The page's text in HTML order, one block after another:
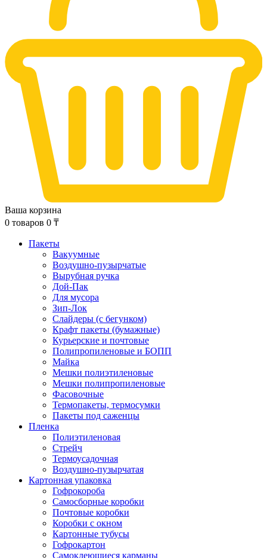
Ваша корзина
0 товаров 0 ₸
Пакеты
Вакуумные
Воздушно-пузырчатые
Вырубная ручка
Дой-Пак
Для мусора
Зип-Лок
Слайдеры (с бегунком)
Крафт пакеты (бумажные)
Курьерские и почтовые
Полипропиленовые и БОПП
Майка
Мешки полиэтиленовые
Мешки полипропиленовые
Фасовочные
Термопакеты, термосумки
Пакеты под саженцы
Пленка
Полиэтиленовая
Стрейч
Термоусадочная
Воздушно-пузырчатая
Картонная упаковка
Гофрокороба
Самосборные коробки
Почтовые коробки
Коробки с окном
Картонные тубусы
Гофрокартон
Самоклеющиеся карманы